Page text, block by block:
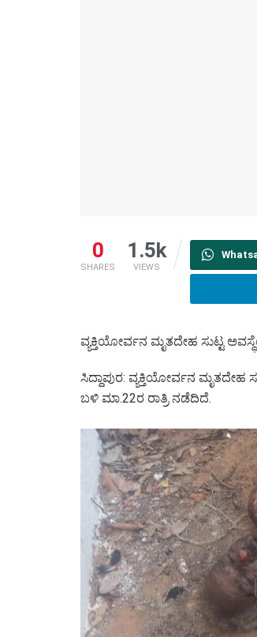
0
SHARES
1.5k
VIEWS
ವ್ಯಕ್ತಿಯೋರ್ವನ ಮೃತದೇಹ ಸುಟ್ಟ
ಸಿದ್ದಾಪುರ: ವ್ಯಕ್ತಿಯೋರ್ವನ
ಬಳಿ ಮಾ.22ರ ರಾತ್ರಿ ನಡೆದಿದೆ.